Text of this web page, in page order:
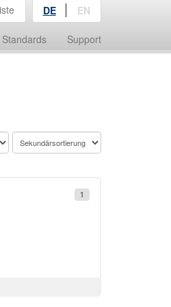
Standards Support
DE EN
1